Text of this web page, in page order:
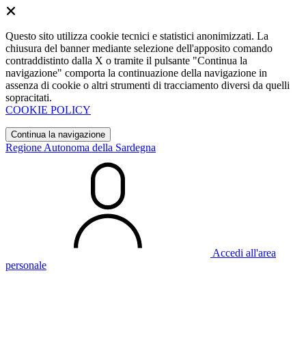
Questo sito utilizza cookie tecnici e statistici anonimizzati. La
chiusura del banner mediante selezione dell'apposito comando
contraddistinto dalla X o tramite il pulsante "Continua la
navigazione" comporta la continuazione della navigazione in
assenza di cookie o altri strumenti di tracciamento diversi da quelli
sopracitati.
COOKIE POLICY
Continua la navigazione
Regione Autonoma della Sardegna
Accedi all'area
personale